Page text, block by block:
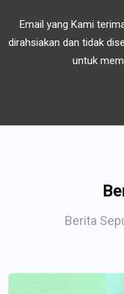
Email yang Kami
dirahsiakan dan tidak
untuk
Berita